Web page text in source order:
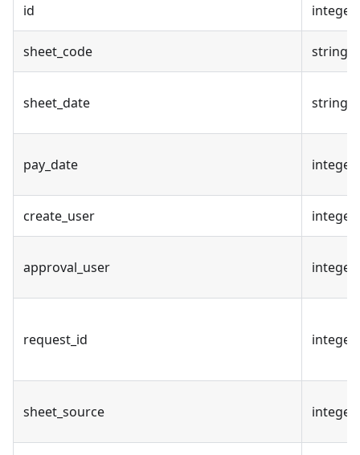
id integer
sheet_code string
sheet_date string
pay_date integer
create_user integer
approval_user integer
request_id integer
sheet_source integer